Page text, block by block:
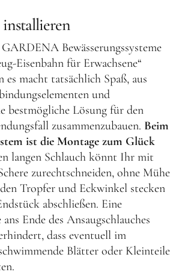
Bewässerungssysteme
Eisenbahn für Erwachsene“
es macht tatsächlich Spaß, aus
und
bestmögliche Lösung für den
zusammenzubauen. Beim
ist die Montage zum Glück
langen Schlauch könnt Ihr mit
zurechtschneiden, ohne Mühe
Tropfer und Eckwinkel stecken
abschließen. Eine
Ende des Ansaugschlauches
dass eventuell im
Blätter oder Kleinteile